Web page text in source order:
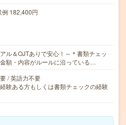
182,400円
ル＆OJTありで安心！～＊書類チェッ
額・内容がルールに沿っている…
/ 英語力不要
験ある方もしくは書類チェックの経験